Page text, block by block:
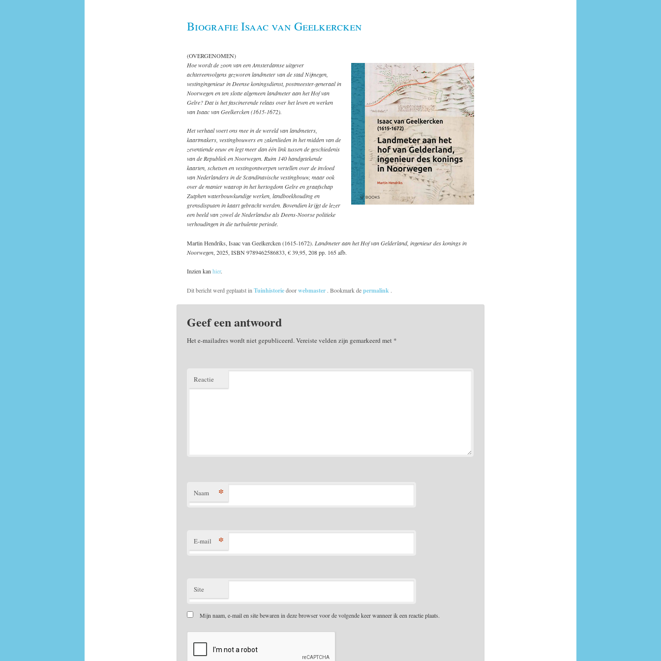
Biografie Isaac van Geelkercken
(OVERGENOMEN)
Hoe wordt de zoon van een Amsterdamse uitgever
achtereenvolgens gezworen landmeter van de stad Nijmegen,
vestingingenieur in Deense koningsdienst, postmeester-generaal in
Noorwegen en ten slotte algemeen landmeter aan het Hof van
Gelre? Dat is het fascinerende relaas over het leven en werken
van Isaac van Geelkercken (1615-1672).
Het verhaal voert ons mee in de wereld van landmeters,
kaartmakers, vestingbouwers en zakenlieden in het midden van de
zeventiende eeuw en legt meer dan één link tussen de geschiedenis
van de Republiek en Noorwegen. Ruim 140 handgetekende
kaarten, schetsen en vestingontwerpen vertellen over de invloed
van Nederlanders in de Scandinavische vestingbouw, maar ook
over de manier waarop in het hertogdom Gelre en graafschap
Zutphen waterbouwkundige werken, landboekhouding en
grensdisputen in kaart gebracht werden. Bovendien krijgt de lezer
een beeld van zowel de Nederlandse als Deens-Noorse politieke
verhoudingen in die turbulente periode.
Martin Hendriks, Isaac van Geelkercken (1615-1672). Landmeter aan het Hof van Gelderland, ingenieur des konings in
Noorwegen, 2025, ISBN 9789462586833, € 39,95, 208 pp. 165 afb.
Inzien kanhier.
Dit bericht werd geplaatst in Tuinhistoriedoorwebmaster . Bookmark depermalink .
Geef een antwoord
Het e-mailadres wordt niet gepubliceerd.Vereiste velden zijn gemarkeerd met *
Reactie
Naam *
E-mail *
Site
Mijn naam, e-mail en site bewaren in deze browser voor de volgende keer wanneer ik een reactie plaats.